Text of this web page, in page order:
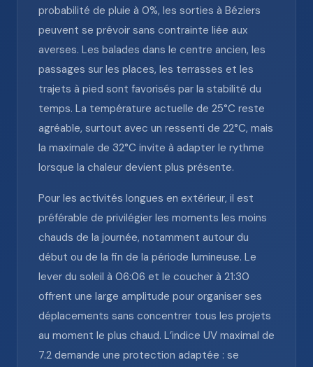
probabilité de pluie à 0%, les sorties à Béziers
peuvent se prévoir sans contrainte liée aux
averses. Les balades dans le centre ancien, les
passages sur les places, les terrasses et les
trajets à pied sont favorisés par la stabilité du
temps. La température actuelle de 25°C reste
agréable, surtout avec un ressenti de 22°C, mais
la maximale de 32°C invite à adapter le rythme
lorsque la chaleur devient plus présente.
Pour les activités longues en extérieur, il est
préférable de privilégier les moments les moins
chauds de la journée, notamment autour du
début ou de la fin de la période lumineuse. Le
lever du soleil à 06:06 et le coucher à 21:30
offrent une large amplitude pour organiser ses
déplacements sans concentrer tous les projets
au moment le plus chaud. L’indice UV maximal de
7.2 demande une protection adaptée : se